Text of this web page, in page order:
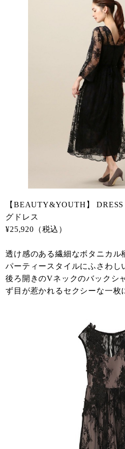
【BEAUTY&YOUTH】
グドレス
¥25,920（税込）
透け感のある繊細なボタニカル
パーティースタイルにふさわし
後ろ開きのVネックのバックシ
ず目が惹かれるセクシーな一枚